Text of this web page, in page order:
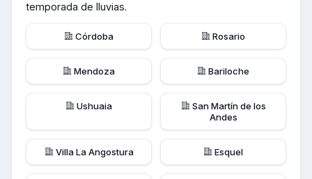
temporada de lluvias.
Córdoba Rosario
Mendoza Bariloche
Ushuaia
San Martín de los
Andes
Villa La Angostura Esquel